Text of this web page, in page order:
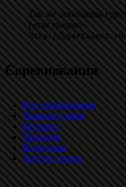
Так же добавлены
регистрацию
http://sportident.ru/
Соревнования
Все соревнования
Лыжные гонки
Бег/кросс
Триатлон
Велогонки
Другие старты